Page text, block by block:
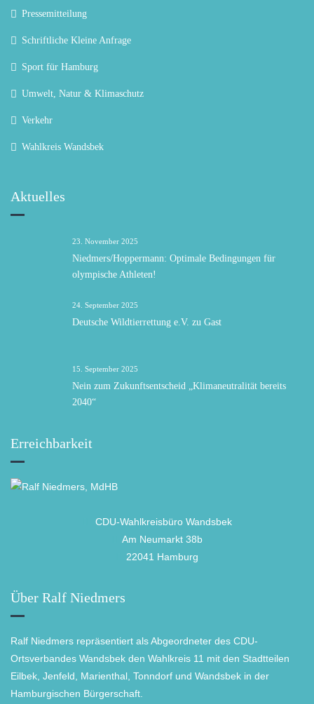
Pressemitteilung
Schriftliche Kleine Anfrage
Sport für Hamburg
Umwelt, Natur & Klimaschutz
Verkehr
Wahlkreis Wandsbek
Aktuelles
23. November 2025
Niedmers/Hoppermann: Optimale Bedingungen für
olympische Athleten!
24. September 2025
Deutsche Wildtierrettung e.V. zu Gast
15. September 2025
Nein zum Zukunftsentscheid „Klimaneutralität bereits
2040“
Erreichbarkeit
CDU-Wahlkreisbüro Wandsbek
Am Neumarkt 38b
22041 Hamburg
Über Ralf Niedmers
Ralf Niedmers repräsentiert als Abgeordneter des CDU-
Ortsverbandes Wandsbek den Wahlkreis 11 mit den Stadtteilen
Eilbek, Jenfeld, Marienthal, Tonndorf und Wandsbek in der
Hamburgischen Bürgerschaft.